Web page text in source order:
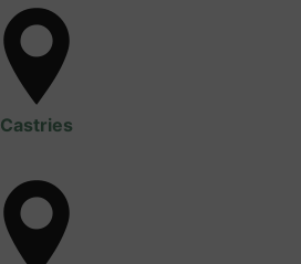
Castries